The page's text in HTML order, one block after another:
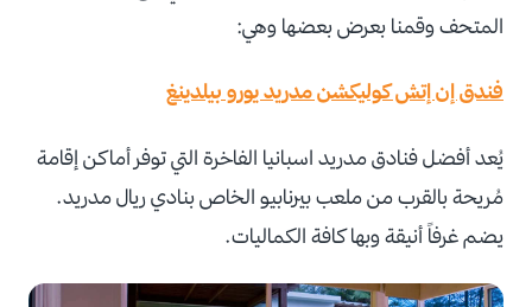
المتحف وقمنا بعرض بعضها وهي:
فندق إن إتش كوليكشن مدريد يورو بيلدينغ
يُعد أفضل فنادق مدريد اسبانيا الفاخرة التي توفر أماكن إقامة
مُريحة بالقرب من ملعب بيرنابيو الخاص بنادي ريال مدريد.
يضم غرفاً أنيقة وبها كافة الكماليات.